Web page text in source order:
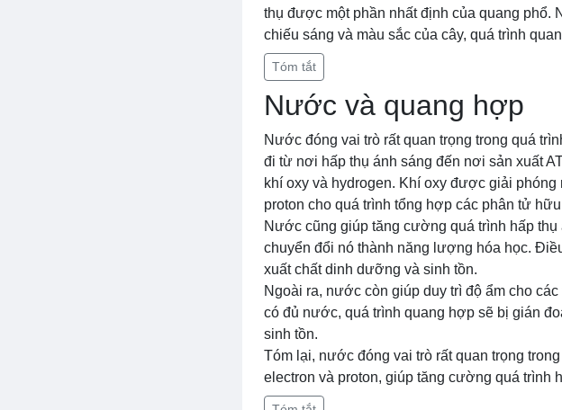
thụ được một phần nhất định của quang phổ.
chiếu sáng và màu sắc của cây, quá trình
Tóm tắt
Nước và quang hợp
Nước đóng vai trò rất quan trọng trong quá
đi từ nơi hấp thụ ánh sáng đến nơi sản xuất
khí oxy và hydrogen. Khí oxy được giải
proton cho quá trình tổng hợp các phân tử
Nước cũng giúp tăng cường quá trình hấp
chuyển đổi nó thành năng lượng hóa học.
xuất chất dinh dưỡng và sinh tồn.
Ngoài ra, nước còn giúp duy trì độ ẩm cho
có đủ nước, quá trình quang hợp sẽ bị gián
sinh tồn.
Tóm lại, nước đóng vai trò rất quan trọng
electron và proton, giúp tăng cường quá trình